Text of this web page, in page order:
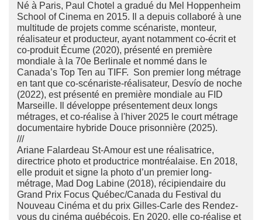
Né à Paris, Paul Chotel a gradué du Mel Hoppenheim
School of Cinema en 2015. Il a depuis collaboré à une
multitude de projets comme scénariste, monteur,
réalisateur et producteur, ayant notamment co-écrit et
co-produit Écume (2020), présenté en première
mondiale à la 70e Berlinale et nommé dans le
Canada’s Top Ten au TIFF. Son premier long métrage
en tant que co-scénariste-réalisateur, Desvío de noche
(2022), est présenté en première mondiale au FID
Marseille. Il développe présentement deux longs
métrages, et co-réalise à l'hiver 2025 le court métrage
documentaire hybride Douce prisonnière (2025).
///
Ariane Falardeau St-Amour est une réalisatrice,
directrice photo et productrice montréalaise. En 2018,
elle produit et signe la photo d’un premier long-
métrage, Mad Dog Labine (2018), récipiendaire du
Grand Prix Focus Québec/Canada du Festival du
Nouveau Cinéma et du prix Gilles-Carle des Rendez-
vous du cinéma québécois. En 2020, elle co-réalise et